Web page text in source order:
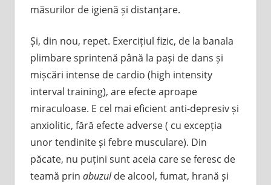
măsurilor de igienă și distanțare.
Și, din nou, repet. Exercițiul fizic, de la banala
plimbare sprintenă până la pași de dans și
mișcări intense de cardio (high intensity
interval training), are efecte aproape
miraculoase. E cel mai eficient anti-depresiv și
anxiolitic, fără efecte adverse ( cu excepția
unor tendinite și febre musculare). Din
păcate, nu puțini sunt aceia care se feresc de
teamă prin abuzulde alcool, fumat, hrană și